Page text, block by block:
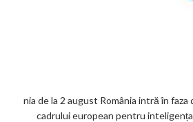
nia de la 2 august România intră în faza
cadrului european pentru